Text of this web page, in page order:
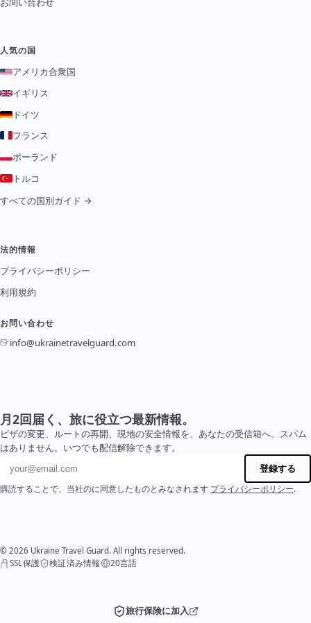
人気の国
アメリカ合衆国
イギリス
ドイツ
フランス
ポーランド
トルコ
すべての国別ガイド →
法的情報
プライバシーポリシー
利用規約
お問い合わせ
info@ukrainetravelguard.com
月2回届く、旅に役立つ最新情報。
ビザの変更、ルートの再開、現地の安全情報を、あなたの受信箱へ。スパム
はありません。いつでも配信解除できます。
メールアドレス
登録する
購読することで、当社のに同意したものとみなされます プライバシーポリシー.
© 2026 Ukraine Travel Guard. All rights reserved.
SSL保護
検証済み情報 20言語
旅行保険に加入